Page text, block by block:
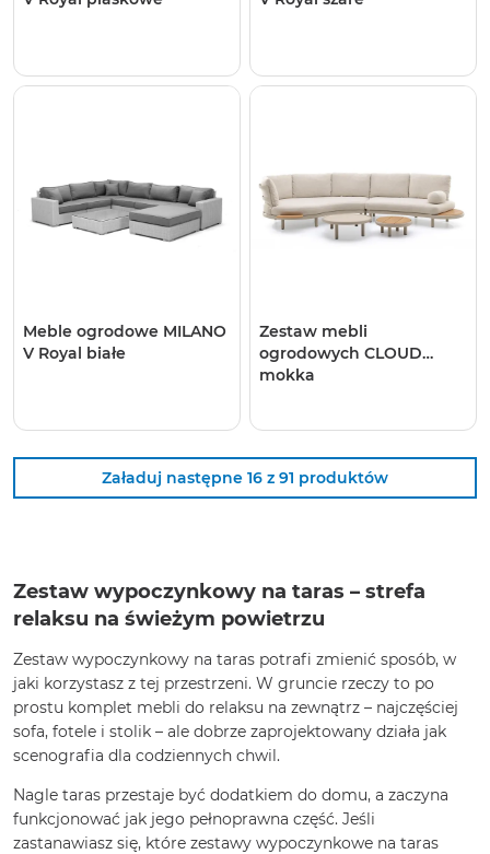
Meble ogrodowe MILANO
V Royal białe
Zestaw mebli
ogrodowych CLOUD
mokka
Załaduj następne 16 z 91 produktów
Zestaw wypoczynkowy na taras – strefa
relaksu na świeżym powietrzu
Zestaw wypoczynkowy na taras potrafi zmienić sposób, w
jaki korzystasz z tej przestrzeni. W gruncie rzeczy to po
prostu komplet mebli do relaksu na zewnątrz – najczęściej
sofa, fotele i stolik – ale dobrze zaprojektowany działa jak
scenografia dla codziennych chwil.
Nagle taras przestaje być dodatkiem do domu, a zaczyna
funkcjonować jak jego pełnoprawna część. Jeśli
zastanawiasz się, które zestawy wypoczynkowe na taras